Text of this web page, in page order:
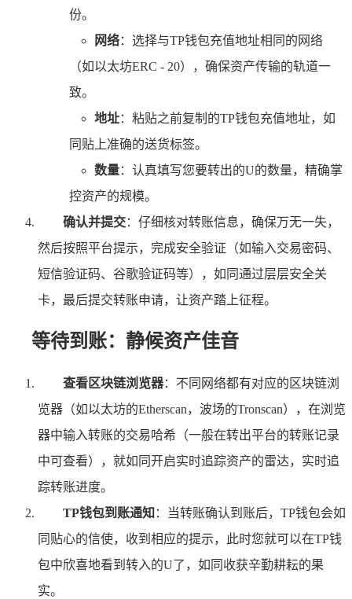
份。
网络：选择与TP钱包充值地址相同的网络
（如以太坊ERC - 20），确保资产传输的轨道一
致。
地址：粘贴之前复制的TP钱包充值地址，如
同贴上准确的送货标签。
数量：认真填写您要转出的U的数量，精确掌
控资产的规模。
确认并提交：仔细核对转账信息，确保万无一失，
然后按照平台提示，完成安全验证（如输入交易密码、
短信验证码、谷歌验证码等），如同通过层层安全关
卡，最后提交转账申请，让资产踏上征程。
等待到账：静候资产佳音
查看区块链浏览器：不同网络都有对应的区块链浏
览器（如以太坊的Etherscan，波场的Tronscan），在浏览
器中输入转账的交易哈希（一般在转出平台的转账记录
中可查看），就如同开启实时追踪资产的雷达，实时追
踪转账进度。
TP钱包到账通知 ：当转账确认到账后，TP钱包会如
同贴心的信使，收到相应的提示，此时您就可以在TP钱
包中欣喜地看到转入的U了，如同收获辛勤耕耘的果
实。